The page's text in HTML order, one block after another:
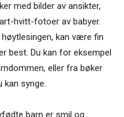
med bilder av ansikter,
hvitt-fotoer av babyer.
kan være fin
best. Du kan for eksempel
eller fra bøker
kan synge.
barn er smil og